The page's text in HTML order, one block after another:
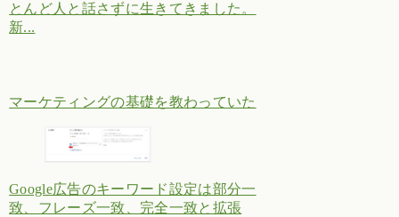
とんど人と話さずに生きてきました。
新...
マーケティングの基礎を教わっていた
Google広告のキーワード設定は部分一
致、フレーズ一致、完全一致と拡張